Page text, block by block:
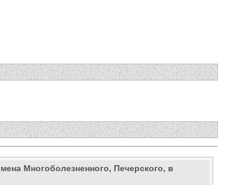
Многоболезненного, Печерского, в